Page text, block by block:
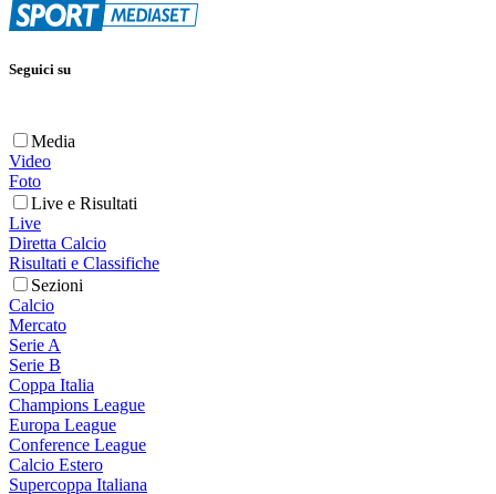
Seguici su
Media
Video
Foto
Live e Risultati
Live
Diretta Calcio
Risultati e Classifiche
Sezioni
Calcio
Mercato
Serie A
Serie B
Coppa Italia
Champions League
Europa League
Conference League
Calcio Estero
Supercoppa Italiana